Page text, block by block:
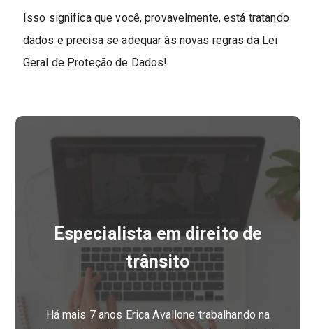
Isso significa que você, provavelmente, está tratando
dados e precisa se adequar às novas regras da Lei
Geral de Proteção de Dados!
Especialista em direito de
trânsito
Há mais 7 anos Erica Avallone trabalhando na